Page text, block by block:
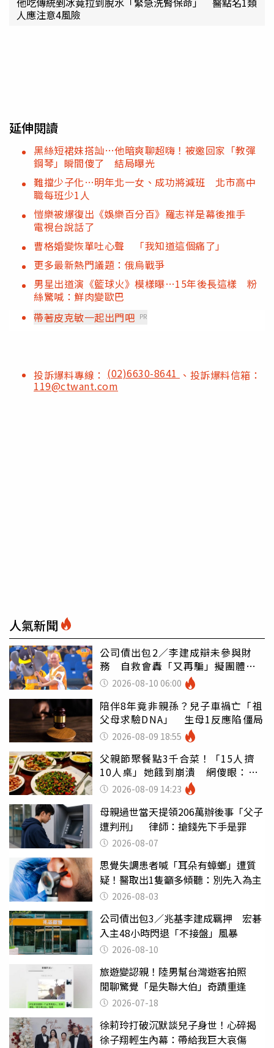
人應注意4風險
延伸閱讀
黑絲短裙妹搭訕…他暗爽聊超嗨！被邀回家「教彈
鋼琴」瞬間傻了 結局曝光
難擋少子化…明年北一女、成功將減班 北市高中
職每班少1人
愷樂被爆復出《娛樂百分百》羅志祥是幕後推手
電視台說話了
曹格婚變恢單吐心聲 「我知道這個痛了」
更多最新熱門議題：俄烏戰爭
男星出道演《籃球火》模樣曝…15年後長這樣 粉
絲驚喊：鮮肉變歐巴
帶著皮克敏一起出門吧 PR
投訴爆料專線： (02)6630-8641 、投訴爆料信箱：
119@ctwant.com
人氣新聞
公司債出包2／李建成辯未參與財
務 自救會轟「又再騙」擬團體訴
訟 2026-08-10 06:00
陪伴8年竟非親孫？兒子車禍亡「祖
父母求驗DNA」 生母1反應陷僵局
2026-08-09 18:55
父親節聚餐點3千合菜！「15人擠
10人桌」她餓到崩潰 網傻眼：讓
店家看笑話
2026-08-09 14:23
母親過世當天提領206萬辦後事「父子
遭判刑」 律師：搶錢先下手是罪
2026-08-07
思覺失調患者喊「耳朵有蟑螂」遭質
疑！醫取出1隻籲多傾聽：別先入為主
2026-08-03
公司債出包3／兆基李建成羈押 宏碁
入主48小時閃退「不接盤」風暴
2026-08-10
旅遊變認親！陸男幫台灣遊客拍照
閒聊驚覺「是失聯大伯」奇蹟重逢
2026-07-18
徐莉玲打破沉默談兒子身世！心碎揭
徐子翔輕生內幕：帶給我巨大哀傷